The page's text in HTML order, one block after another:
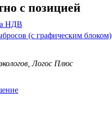
с позицией
НДВ
(с графическим блоком)
Логос Плюс